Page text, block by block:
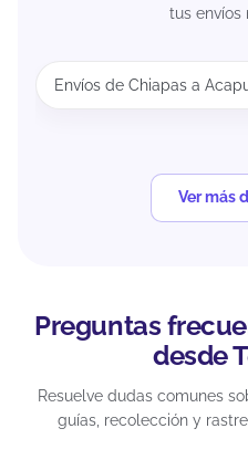
tus envíos
Envíos de Chiapas a
Ver más
Preguntas
desde
Resuelve dudas comunes
guías, recolección y